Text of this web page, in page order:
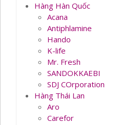
Hàng Hàn Quốc
Acana
Antiphlamine
Hando
K-life
Mr. Fresh
SANDOKKAEBI
SDJ COrporation
Hàng Thái Lan
Aro
Carefor